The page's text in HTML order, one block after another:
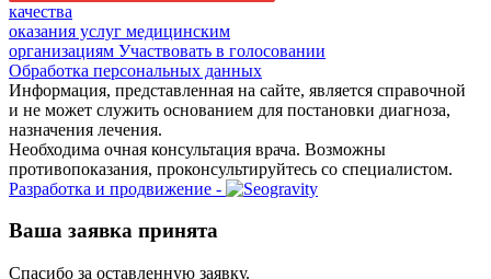
качества
оказания услуг медицинским
организациям Участвовать в голосовании
Обработка персональных данных
Информация, представленная на сайте, является справочной
и не может служить основанием для постановки диагноза,
назначения лечения.
Необходима очная консультация врача. Возможны
противопоказания, проконсультируйтесь со специалистом.
Разработка и продвижение -
Ваша заявка принята
Спасибо за оставленную заявку.